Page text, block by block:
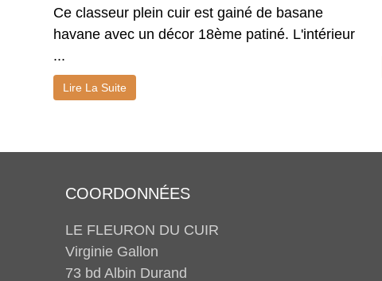
Ce classeur plein cuir est gainé de basane
havane avec un décor 18ème patiné. L'intérieur
...
Lire La Suite
COORDONNÉES
LE FLEURON DU CUIR
Virginie Gallon
73 bd Albin Durand